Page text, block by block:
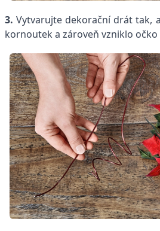
3. Vytvarujte dekorační drát tak,
kornoutek a zároveň vzniklo očko